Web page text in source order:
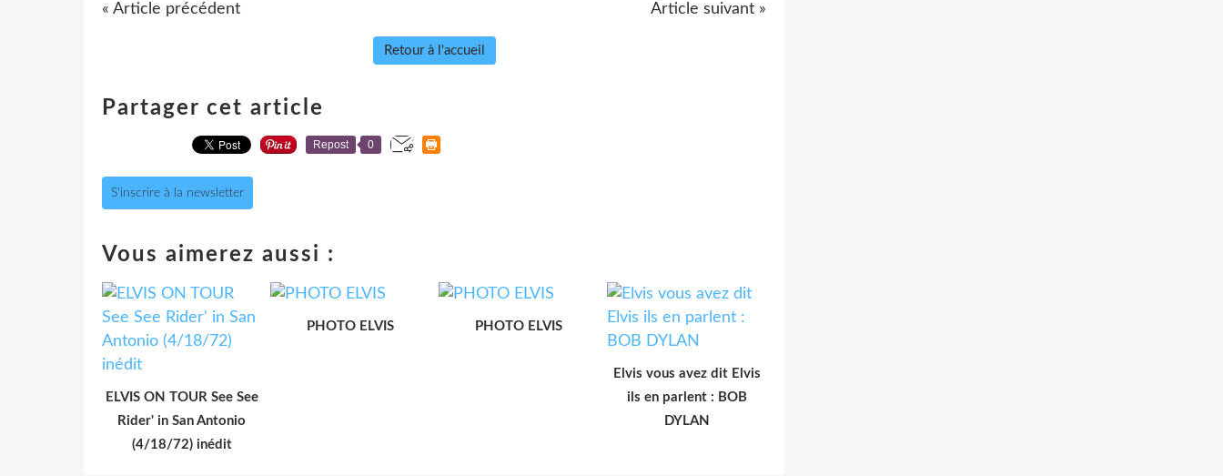
« Article précédent Article suivant »
Retour à l'accueil
Partager cet article
Repost 0
S'inscrire à la newsletter
Vous aimerez aussi :
ELVIS ON TOUR See See
Rider' in San Antonio
(4/18/72) inédit
PHOTO ELVIS PHOTO ELVIS
Elvis vous avez dit Elvis
ils en parlent : BOB
DYLAN